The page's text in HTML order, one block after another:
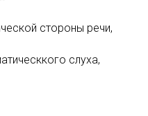
стороны речи,
слуха,